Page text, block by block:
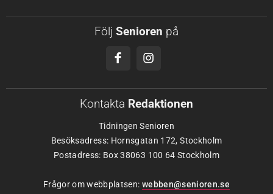
Följ Senioren på
Kontakta Redaktionen
Tidningen Senioren
Besöksadress: Hornsgatan 172, Stockholm
Postadress: Box 38063 100 64 Stockholm
Frågor om webbplatsen: webben@senioren.se